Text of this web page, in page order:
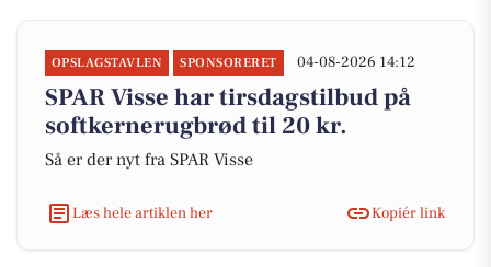
OPSLAGSTAVLEN SPONSORERET 04-08-2026 14:12
SPAR Visse har tirsdagstilbud på
softkernerugbrød til 20 kr.
Så er der nyt fra SPAR Visse
Læs hele artiklen her Kopiér link